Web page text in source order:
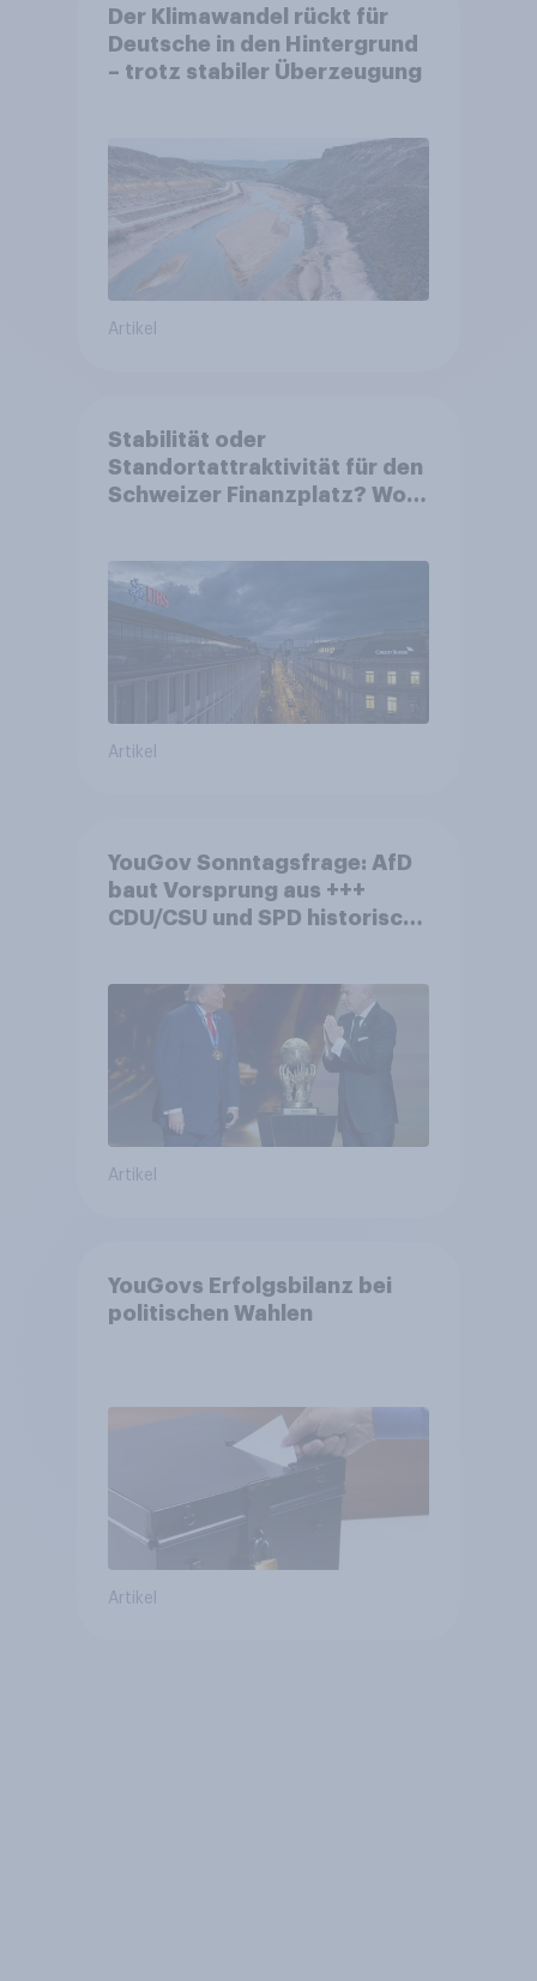
Der Klimawandel rückt für
Deutsche in den Hintergrund
– trotz stabiler Überzeugung
Artikel
Stabilität oder
Standortattraktivität für den
Schweizer Finanzplatz? Wo
von Grossbanken steht
Artikel
YouGov Sonntagsfrage: AfD
baut Vorsprung aus +++
CDU/CSU und SPD historisch
Fußball-WM ohne Politik
Artikel
YouGovs Erfolgsbilanz bei
politischen Wahlen
Artikel